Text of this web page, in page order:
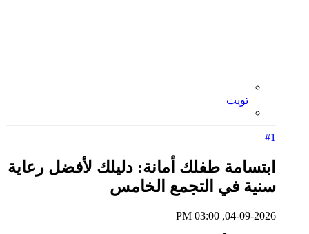
تويت
#1
ابتسامة طفلك أمانة: دليلك لأفضل رعاية
سنية في التجمع الخامس
04-09-2026, 03:00 PM